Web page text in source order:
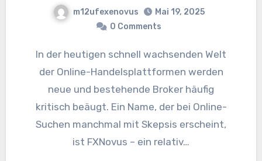
m12ufexenovus
Mai 19, 2025
0 Comments
In der heutigen schnell wachsenden Welt
der Online-Handelsplattformen werden
neue und bestehende Broker häufig
kritisch beäugt. Ein Name, der bei Online-
Suchen manchmal mit Skepsis erscheint,
ist FXNovus – ein relativ…